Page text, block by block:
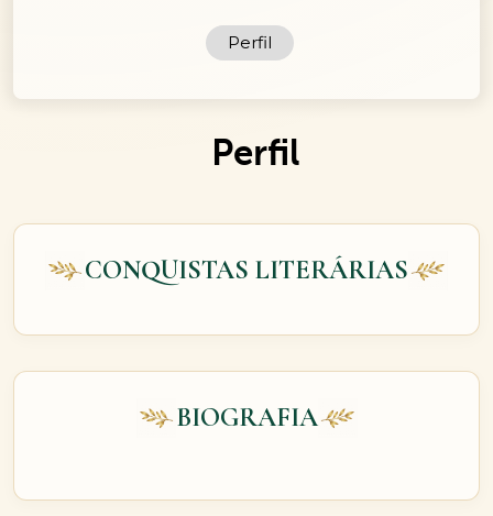
Perfil
Perfil
CONQUISTAS LITERÁRIAS
BIOGRAFIA